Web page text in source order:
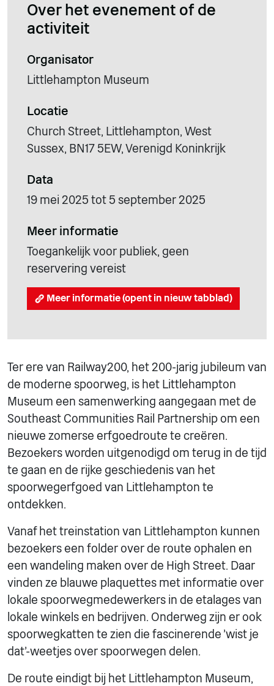
Over het evenement of de
activiteit
Organisator
Littlehampton Museum
Locatie
Church Street, Littlehampton, West
Sussex, BN17 5EW, Verenigd Koninkrijk
Data
19 mei 2025 tot 5 september 2025
Meer informatie
Toegankelijk voor publiek, geen
reservering vereist
Meer informatie (opent in nieuw tabblad)
Ter ere van Railway200, het 200-jarig jubileum van
de moderne spoorweg, is het Littlehampton
Museum een samenwerking aangegaan met de
Southeast Communities Rail Partnership om een
nieuwe zomerse erfgoedroute te creëren.
Bezoekers worden uitgenodigd om terug in de tijd
te gaan en de rijke geschiedenis van het
spoorwegerfgoed van Littlehampton te
ontdekken.
Vanaf het treinstation van Littlehampton kunnen
bezoekers een folder over de route ophalen en
een wandeling maken over de High Street. Daar
vinden ze blauwe plaquettes met informatie over
lokale spoorwegmedewerkers in de etalages van
lokale winkels en bedrijven. Onderweg zijn er ook
spoorwegkatten te zien die fascinerende 'wist je
dat'-weetjes over spoorwegen delen.
De route eindigt bij het Littlehampton Museum,